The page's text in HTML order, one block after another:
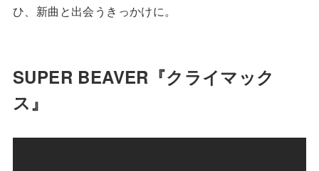
ひ、新曲と出会うきっかけに。
SUPER BEAVER『クライマック
ス』